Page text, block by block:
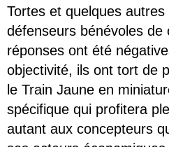
Tortes et quelques
défenseurs bénévoles de
réponses ont été
objectivité, ils ont tort de
le Train Jaune en
spécifique qui profitera
autant aux concepteurs